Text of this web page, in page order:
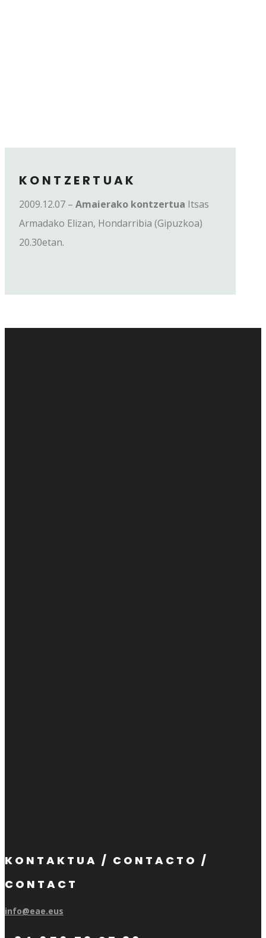
KONTZERTUAK
2009.12.07 – Amaierako kontzertua Itsas
Armadako Elizan, Hondarribia (Gipuzkoa)
20.30etan.
KONTAKTUA / CONTACTO /
CONTACT
info@eae.eus